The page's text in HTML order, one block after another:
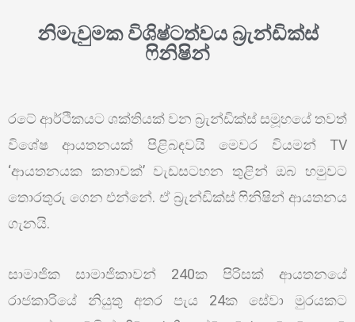
නිමැවුමක විශිෂ්ටත්වය බ්‍රැන්ඩික්ස්
ෆිනිෂින්
රටේ ආර්ථිකයට ශක්තියක් වන බ්‍රැන්ඩික්ස් සමූහයේ තවත්
විශේෂ ආයතනයක් පිළිබඳවයි මෙවර වියමන් TV
‘ආයතනයක කතාවක්’ වැඩසටහන තුළින් ඔබ හමුවට
තොරතුරු ගෙන එන්නේ. ඒ බ්‍රැන්ඩික්ස් ෆිනිෂින් ආයතනය
ගැනයි.
සාමාජික සාමාජිකාවන් 240ක පිරිසක් ආයතනයේ
රාජකාරියේ නියුතු අතර පැය 24ක සේවා මුරයකට